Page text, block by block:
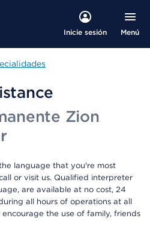
Inicie sesión Menú
Zion
language that you're most
or visit us. Qualified interpreter
are available at no cost, 24
all hours of operations at all
the use of family, friends